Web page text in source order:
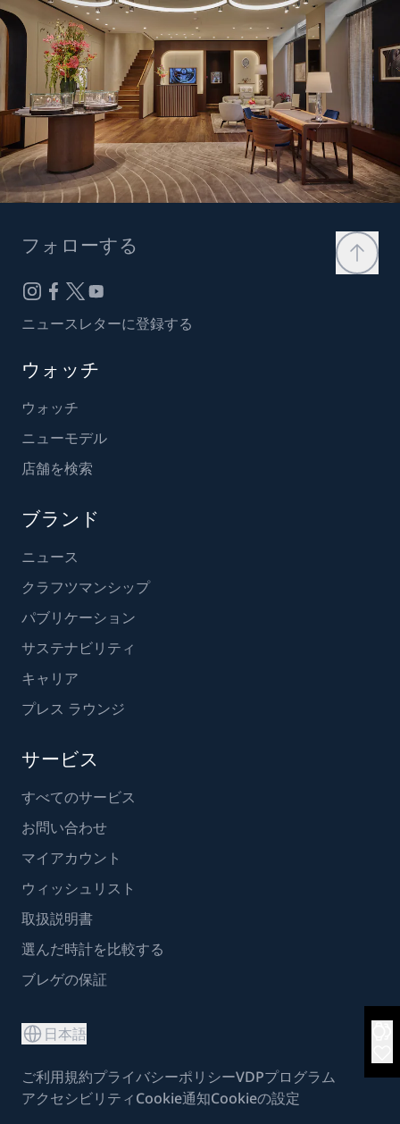
フォローする
ニュースレターに登録する
ウォッチ
ウォッチ
ニューモデル
店舗を検索
ブランド
ニュース
クラフツマンシップ
パブリケーション
サステナビリティ
キャリア
プレス ラウンジ
サービス
すべてのサービス
お問い合わせ
マイアカウント
ウィッシュリスト
取扱説明書
選んだ時計を比較する
ブレゲの保証
日本語
ご利用規約プライバシーポリシーVDPプログラム
アクセシビリティCookie通知Cookieの設定